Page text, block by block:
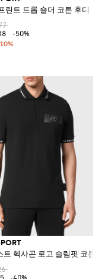
린트 드롭 숄더 코튼 후디
-50%
트 헥사곤 로고 슬림핏 코튼